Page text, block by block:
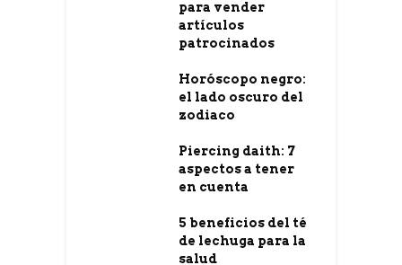
para vender
artículos
patrocinados
Horóscopo negro:
el lado oscuro del
zodiaco
Piercing daith: 7
aspectos a tener
en cuenta
5 beneficios del té
de lechuga para la
salud